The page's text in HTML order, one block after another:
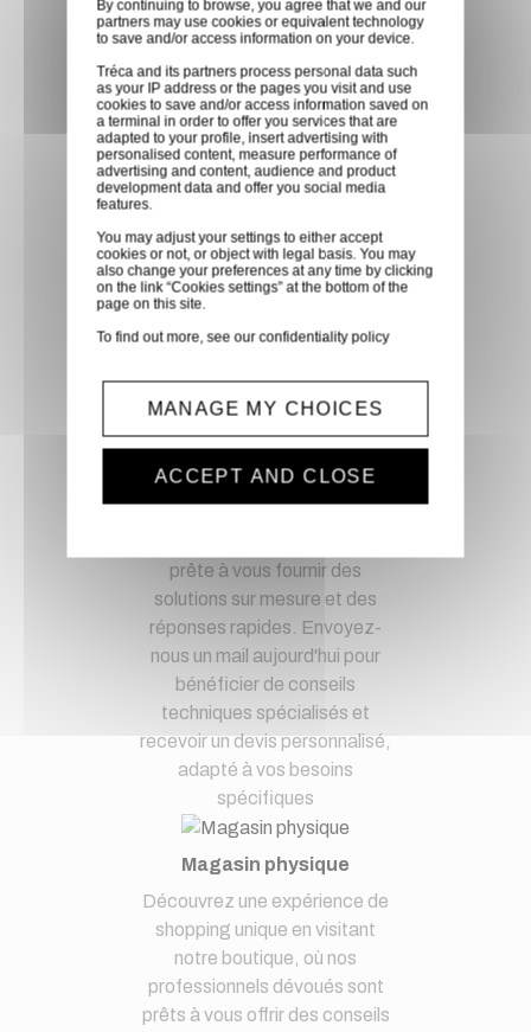
faites vous livrer chez vous ou
dans les points relais de notre
partenaire GLS, partout en
France métropolitaine et en
Europe entre 24h et 48h après
mise à disposition des produits
à notre transporteur.
Paiement sécurisé
Paiement CB, virement,
Paypal, ...
demandes techniques et devis
prête à vous fournir des
solutions sur mesure et des
réponses rapides. Envoyez-
nous un mail aujourd'hui pour
bénéficier de conseils
techniques spécialisés et
recevoir un devis personnalisé,
adapté à vos besoins
spécifiques
Magasin physique
Découvrez une expérience de
shopping unique en visitant
notre boutique, où nos
professionnels dévoués sont
prêts à vous offrir des conseils
By continuing to browse, you agree that we and our
partners may use cookies or equivalent technology
to save and/or access information on your device.
Tréca and its partners process personal data such
as your IP address or the pages you visit and use
cookies to save and/or access information saved on
a terminal in order to offer you services that are
adapted to your profile, insert advertising with
personalised content, measure performance of
advertising and content, audience and product
development data and offer you social media
features.
You may adjust your settings to either accept
cookies or not, or object with legal basis. You may
also change your preferences at any time by clicking
on the link “Cookies settings” at the bottom of the
page on this site.
To find out more, see ourconfidentiality policy
MANAGE MY CHOICES
ACCEPT AND CLOSE